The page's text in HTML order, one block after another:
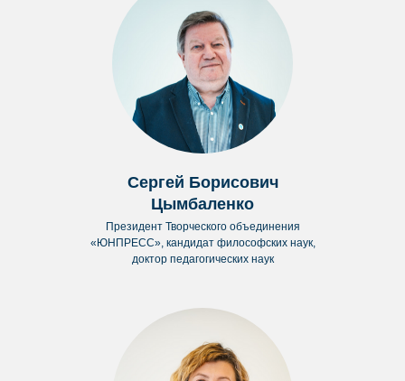
Сергей Борисович
Цымбаленко
Президент Творческого объединения
«ЮНПРЕСС», кандидат философских наук,
доктор педагогических наук